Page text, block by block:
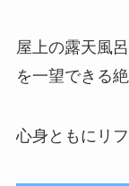
屋上の露天風
を一望できる
心身ともにリ